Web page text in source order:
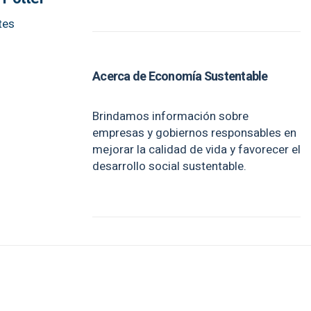
Acerca de Economía Sustentable
Brindamos información sobre
empresas y gobiernos responsables en
mejorar la calidad de vida y favorecer el
desarrollo social sustentable.